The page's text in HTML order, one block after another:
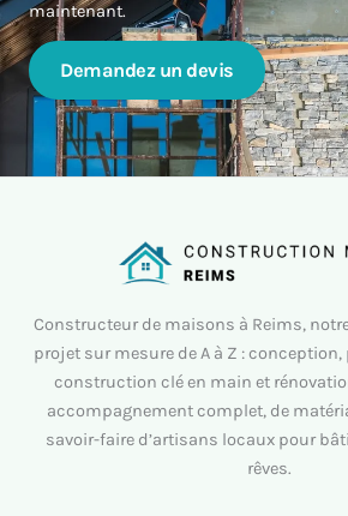
maintenant.
Demandez un devis
Constructeur de maisons à Reims,
projet sur mesure de A à Z :
construction clé en main et
accompagnement complet, de
savoir-faire d’artisans locaux pour
rêves.